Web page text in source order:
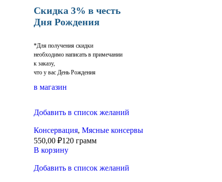
Скидка 3% в честь
Дня Рождения
*Для получения скидки
необходимо написать в примечании
к заказу,
что у вас День Рождения
в магазин
Добавить в список желаний
Консервация, Мясные консервы
550,00 ₽120 грамм
В корзину
Добавить в список желаний